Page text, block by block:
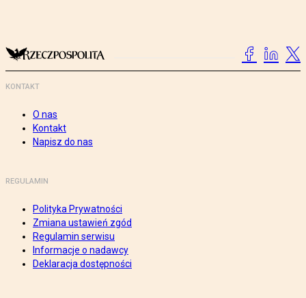
KONTAKT
O nas
Kontakt
Napisz do nas
REGULAMIN
Polityka Prywatności
Zmiana ustawień zgód
Regulamin serwisu
Informacje o nadawcy
Deklaracja dostępności